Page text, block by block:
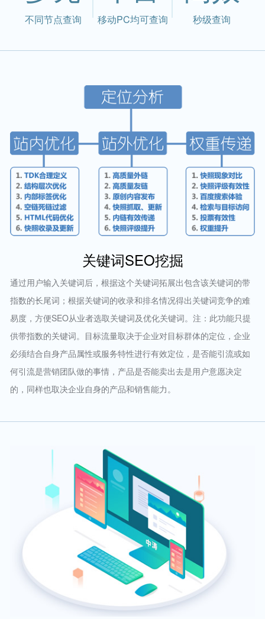
不同节点查询 移动PC均可查询 秒级查询
关键词SEO挖掘
通过用户输入关键词后，根据这个关键词拓展出包含该关键词的带
指数的长尾词；根据关键词的收录和排名情况得出关键词竞争的难
易度，方便SEO从业者选取关键词及优化关键词。注：此功能只提
供带指数的关键词。目标流量取决于企业对目标群体的定位，企业
必须结合自身产品属性或服务特性进行有效定位，是否能引流或如
何引流是营销团队做的事情，产品是否能卖出去是用户意愿决定
的，同样也取决企业自身的产品和销售能力。